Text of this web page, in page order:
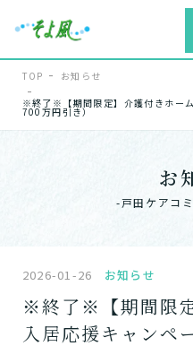
TOP
お知らせ
※終了※【期間限定】介護付きホー
700万円引き）
お
-戸田ケアコ
2026-01-26 お知らせ
※終了※【期間限
入居応援キャンペ